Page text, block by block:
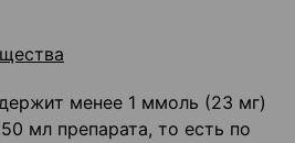
менее 1 ммоль (23 мг)
мл препарата, то есть по